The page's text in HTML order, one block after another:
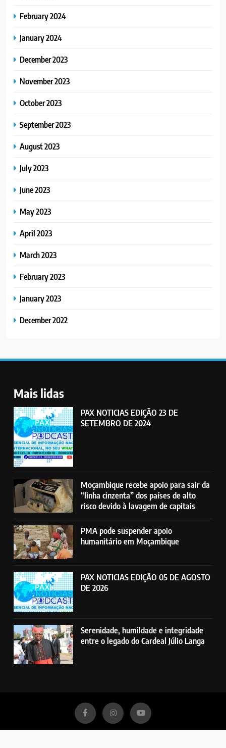
February 2024
January 2024
December 2023
November 2023
October 2023
September 2023
August 2023
July 2023
June 2023
May 2023
April 2023
March 2023
February 2023
January 2023
December 2022
Mais lidas
PAX NOTICIAS EDIÇÃO 23 DE
SETEMBRO DE 2024
Moçambique recebe apoio para sair da
“linha cinzenta” dos países de alto
risco devido à lavagem de capitais
PMA pode suspender apoio
humanitário em Moçambique
PAX NOTICIAS EDIÇÃO 05 DE AGOSTO
DE 2026
Serenidade, humildade e integridade
entre o legado do Cardeal Júlio Langa